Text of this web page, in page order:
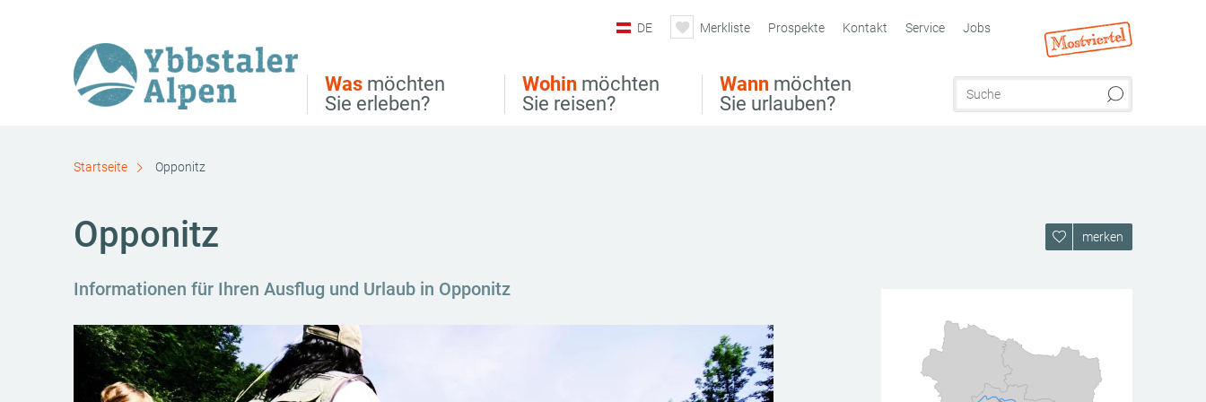
Was möchten
Sie erleben?
Wohin möchten
Sie reisen?
Wann möchten
Sie urlauben?
DE Merkliste Prospekte Kontakt Service Jobs
Startseite Opponitz
Opponitz
Informationen für Ihren Ausflug und Urlaub in Opponitz
merken